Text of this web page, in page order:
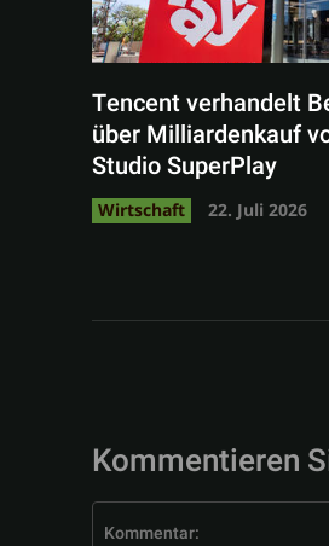
Tencent verhandelt
über Milliardenkauf
Studio SuperPlay
Wirtschaft 22. Juli 2026
Kommentieren